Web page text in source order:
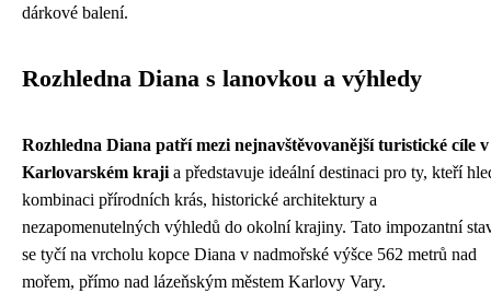
dárkové balení.
Rozhledna Diana s lanovkou a výhledy
Rozhledna Diana patří mezi nejnavštěvovanější turistické cíle v
Karlovarském kraji a představuje ideální destinaci pro ty, kteří
kombinaci přírodních krás, historické architektury a
nezapomenutelných výhledů do okolní krajiny. Tato impozantní
se tyčí na vrcholu kopce Diana v nadmořské výšce 562 metrů nad
mořem, přímo nad lázeňským městem Karlovy Vary.